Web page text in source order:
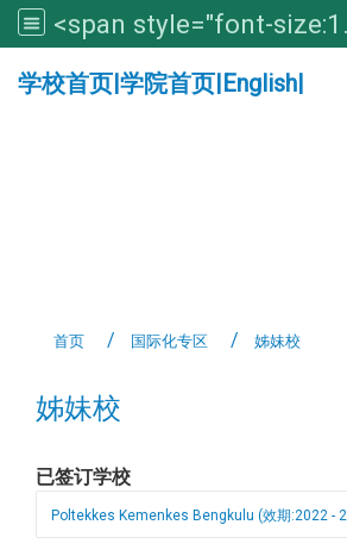
学校首页|学院首页|English|
首页 国际化专区 姊妹校
姊妹校
已签订学校
Poltekkes Kemenkes Bengkulu (效期:2022 -